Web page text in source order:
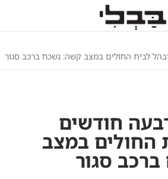
לבית החולים במצב קשה: נשכח ברכב סגור
חודשים
החולים במצב
סגור